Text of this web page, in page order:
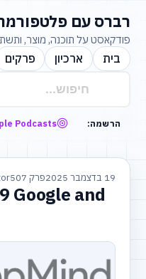
רברס עם
פודקאסט על תוכנה, מוצר,
בית ארכיון פרקים
הרשמה: Podcasts
19 בדצמבר 2025 פרק 507
Google and